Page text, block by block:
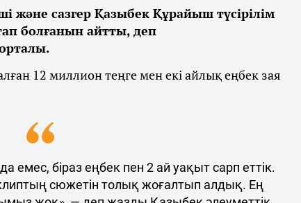
және сазгер Қазыбек Құрайыш түсірілім
болғанын айтты, деп
12 миллион теңге мен екі айлық еңбек зая
емес, біраз еңбек пен 2 ай уақыт сарп еттік.
сюжетін толық жоғалтып алдық. Ең